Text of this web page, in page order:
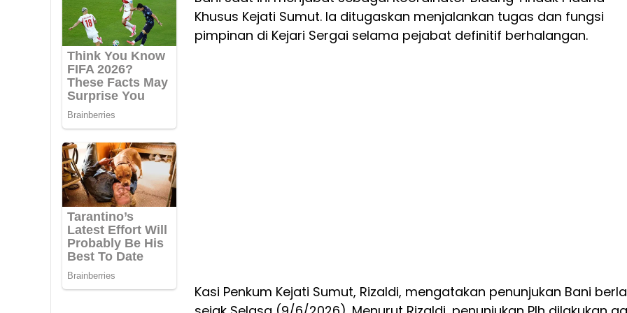
Khusus Kejati Sumut. Ia ditugaskan menjalankan tugas dan fungsi
pimpinan di Kejari Sergai selama pejabat definitif berhalangan.
Kasi Penkum Kejati Sumut, Rizaldi, mengatakan penunjukan Bani